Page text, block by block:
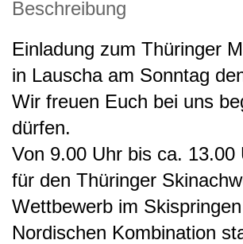
Beschreibung
Einladung zum Thüringer
in Lauscha am Sonntag
Wir freuen Euch bei uns
dürfen.
Von 9.00 Uhr bis ca. 13.00
für den Thüringer
Wettbewerb im
Nordischen Kombination